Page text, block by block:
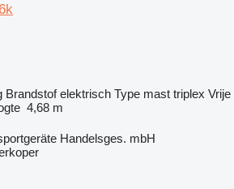
Brandstof elektrisch Type mast triplex Vrije
4,68 m
Handelsges. mbH